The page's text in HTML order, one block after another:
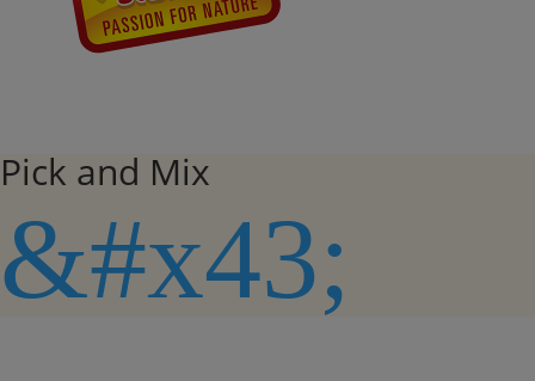
Pick and Mix
&#x43;